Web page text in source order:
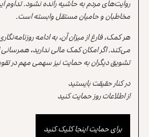
روایت‌های مردم به حاشیه رانده نشود. تداوم
مخاطبان و حامیان مستقل وابسته است.
هر کمک، فارغ از میزان آن، به ادامه
می‌کند. اگر امکان کمک مالی ندارید،
تشویق دیگران به حمایت نیز سهمی مهم در
در کنار حقیقت بایستید
از اطلاعات روز حمایت کنید
برای حمایت اینجا کلیک کنید